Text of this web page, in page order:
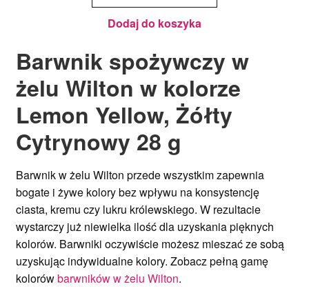
28 g
Dodaj do koszyka
Barwnik spożywczy w
żelu Wilton w kolorze
Lemon Yellow, Żółty
Cytrynowy 28 g
Barwnik w żelu Wilton przede wszystkim zapewnia
bogate i żywe kolory bez wpływu na konsystencję
ciasta, kremu czy lukru królewskiego. W rezultacie
wystarczy już niewielka ilość dla uzyskania pięknych
kolorów. Barwniki oczywiście możesz mieszać ze sobą
uzyskując indywidualne kolory. Zobacz pełną gamę
kolorówbarwników w żelu Wilton.